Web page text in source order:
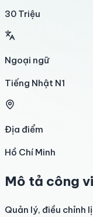
30 Triệu
Ngoại ngữ
Tiếng Nhật N1
Địa điểm
Hồ Chí Minh
Mô tả công
Quản lý, điều chỉnh